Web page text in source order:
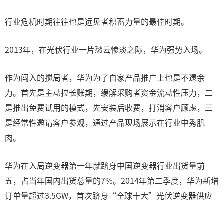
行业危机时期往往也是远见者积蓄力量的最佳时期。
2013年，在光伏行业一片愁云惨淡之际，华为强势入场。
作为闯入的搅局者，华为为了自家产品推广上也是不遗余
力。首先是主动拉长账期，缓解采购者资金流动性压力，二
是推出免费试用的模式，先安装后收费，打消客户顾虑，三
是经常性邀请客户参观，通过产品现场展示在行业中秀肌
肉。
华为在入局逆变器第一年就跻身中国逆变器行业出货量前
五，占当年国内出货总量的7%。2014年第二季度，华为新增
订单量超过3.5GW，首次跻身“全球十大”光伏逆变器供应